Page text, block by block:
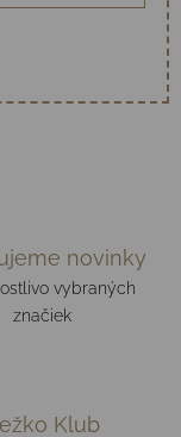
novinky
vybraných
značiek
Klub